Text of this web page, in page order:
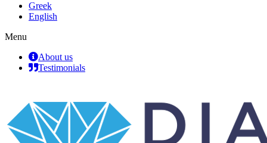
Greek
English
Menu
About us
Testimonials